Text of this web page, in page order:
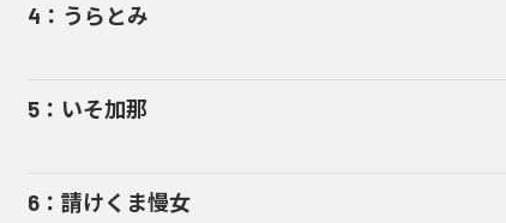
4 ： うらとみ
5 ： いそ加那
6 ： 請けくま慢女